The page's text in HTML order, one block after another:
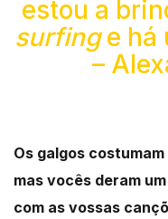
estou a
surfinge há
–
Os galgos
mas vocês deram
com as vossas